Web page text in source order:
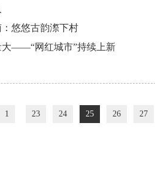
悠悠古韵漈下村
大——“网红城市”持续上新
1 23 24 25 26 27